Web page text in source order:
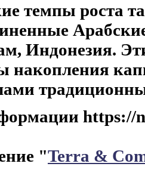
темпы роста
Индонезия.
накопления
https://
"Terra &